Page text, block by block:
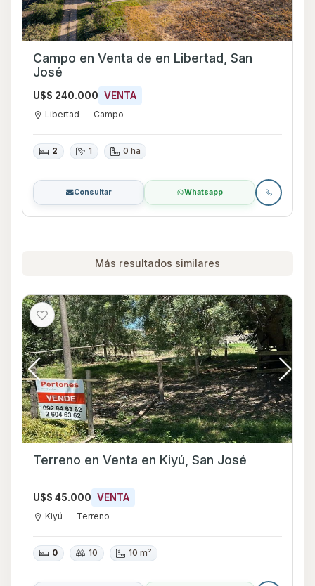
Campo en Venta de en Libertad, San
José
U$S 240.000 VENTA
Libertad Campo
2 1 0 ha
Consultar Whatsapp
Más resultados similares
Terreno en Venta en Kiyú, San José
U$S 45.000 VENTA
Kiyú Terreno
0 10 10 m²